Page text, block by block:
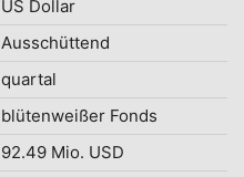
US Dollar
Ausschüttend
quartal
blütenweißer Fonds
92.49 Mio. USD